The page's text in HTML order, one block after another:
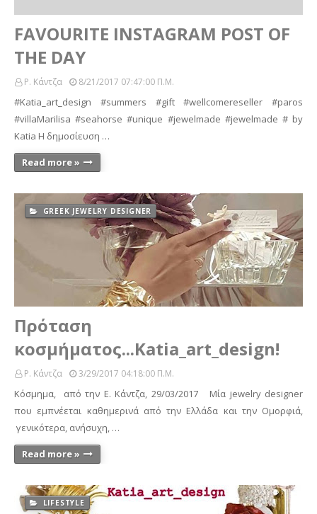
FAVOURITE INSTAGRAM POST OF
THE DAY
Ρ. Κάντζα 8/21/2017 07:47:00 Π.μ.
#Katia_art_design #summers #gift #wellcomereseller #paros
#villaMarilisa #seahorse #unique #jewelmade #jewelmade # by
Katia Η δημοσίευση …
Read more »
GREEK JEWELRY DESIGNER
Πρόταση
κοσμήματος...Katia_art_design!
Ρ. Κάντζα 3/29/2017 04:18:00 Π.μ.
Κόσμημα, από την Ε. Κάντζα, 29/03/2017 Μία jewelry designer
που εμπνέεται καθημερινά από την Ελλάδα και την Ομορφιά,
γενικότερα, ανήσυχη, …
Read more »
LIFESTYLE